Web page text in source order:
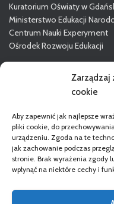
Zarządzaj
cookie
Aby zapewnić jak najlepsze
pliki cookie, do
urządzeniu. Zgoda na te
jak zachowanie podczas
stronie. Brak wyrażenia zgody
wpłynąć na niektóre cechy i
Kuratorium Oświaty w
Ministerstwo Edukacji
Centrum Nauki Experyment
Ośrodek Rozwoju Edukacji
Więcej o GODN